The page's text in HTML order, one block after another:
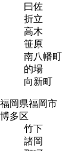
曰佐
折立
高木
笹原
南八幡町
的場
向新町
福岡県福岡市
博多区
竹下
諸岡